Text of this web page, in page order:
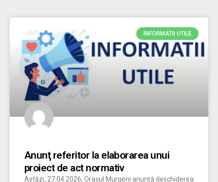
INFORMATII UTILE
Anunţ referitor la elaborarea unui
proiect de act normativ
Astăzi, 27.04.2026, Orașul Murgeni anunţă deschiderea